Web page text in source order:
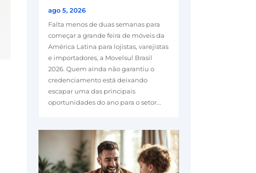
ago 5, 2026
Falta menos de duas semanas para
começar a grande feira de móveis da
América Latina para lojistas, varejistas
e importadores, a Movelsul Brasil
2026. Quem ainda não garantiu o
credenciamento está deixando
escapar uma das principais
oportunidades do ano para o setor...